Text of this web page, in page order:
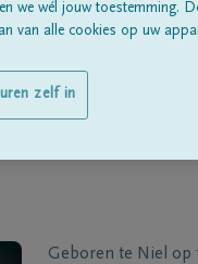
Geboren te Niel op
we wél jouw toestemming.
van alle cookies op uw
zelf in